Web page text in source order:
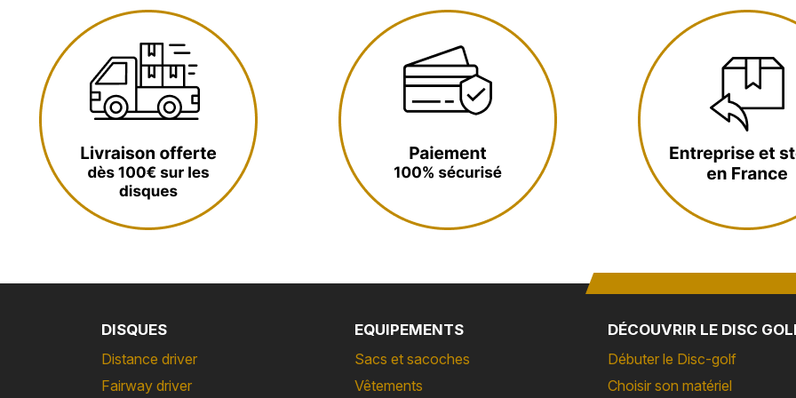
DISQUES
Distance driver
Fairway driver
EQUIPEMENTS
Sacs et sacoches
Vêtements
DÉCOUVRIR LE DISC
Débuter le Disc-golf
Choisir son matériel